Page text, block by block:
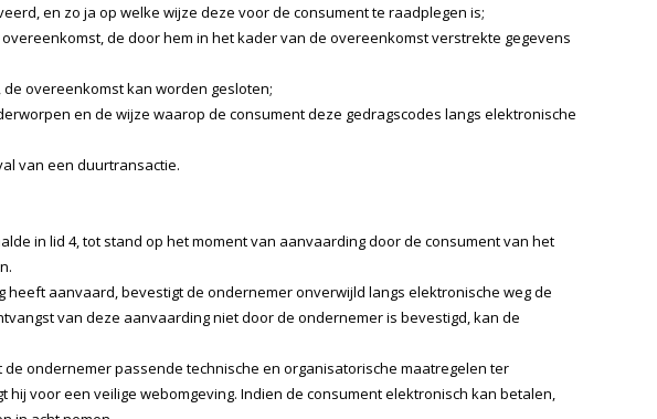
en zo ja op welke wijze deze voor de consument te raadplegen is;
de door hem in het kader van de overeenkomst verstrekte gegevens
overeenkomst kan worden gesloten;
en de wijze waarop de consument deze gedragscodes langs elektronische
van een duurtransactie.
in lid 4, tot stand op het moment van aanvaarding door de consument van het
aanvaard, bevestigt de ondernemer onverwijld langs elektronische weg de
van deze aanvaarding niet door de ondernemer is bevestigd, kan de
ondernemer passende technische en organisatorische maatregelen ter
voor een veilige webomgeving. Indien de consument elektronisch kan betalen,